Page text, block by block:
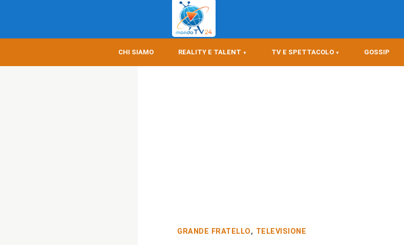
CHI SIAMO REALITY E TALENT TV E SPETTACOLO GOSSIP
GRANDE FRATELLO, TELEVISIONE